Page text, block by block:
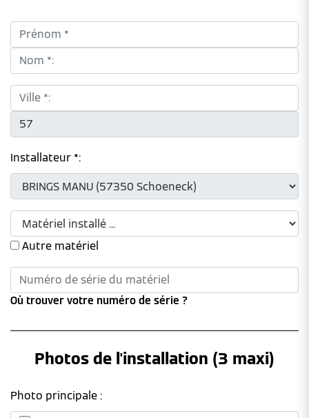
Prénom *:
Nom *:
Ville *:
CP *:
Installateur *:
Autre matériel
Où trouver votre numéro de série ?
Photos de l'installation (3 maxi)
Photo principale :